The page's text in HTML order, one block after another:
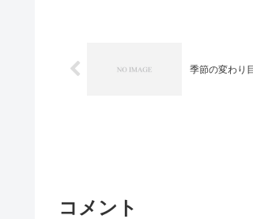
季節の変わり
コメント